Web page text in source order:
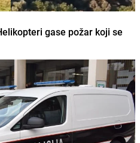
gase požar koji se